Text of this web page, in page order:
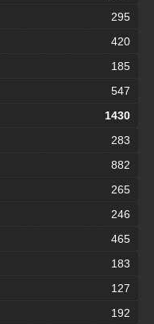
295
420
185
547
1430
283
882
265
246
465
183
127
192